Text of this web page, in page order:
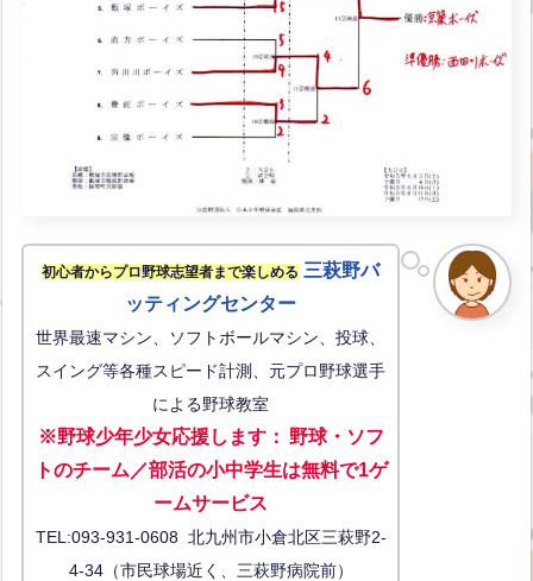
初心者からプロ野球志望者まで楽しめる 三萩野バ
ッティングセンター
世界最速マシン、ソフトボールマシン、投球、
スイング等各種スピード計測、元プロ野球選手
による野球教室
※野球少年少女応援します： 野球・ソフ
トのチーム／部活の小中学生は無料で1ゲ
ームサービス
TEL:093-931-0608 北九州市小倉北区三萩野2-
4-34（市民球場近く、三萩野病院前）